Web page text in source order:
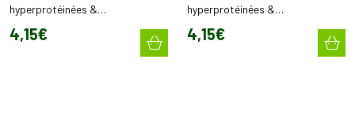
hyperprotéinées &
hyperénergétiques Spéculoos
(x16)
4,15€
hyperprotéinées &
hyperénergétiques nature (x16)
4,15€